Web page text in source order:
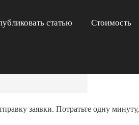
статью Стоимость
заявки. Потратьте одну минуту,